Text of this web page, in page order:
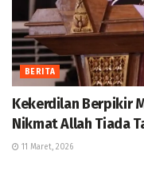
BERITA
Kekerdilan Berpikir
Nikmat Allah Tiada
11 Maret, 2026